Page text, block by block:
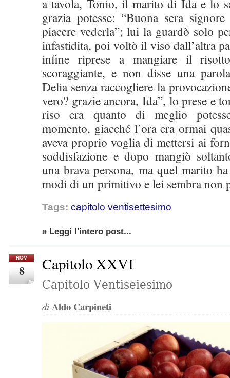
a tavola, Tonio, il marito di Ida e lo
grazia potesse: “Buona sera
piacere vederla”; lui la guardò solo
infastidita, poi voltò il viso dall’altra
infine riprese a mangiare il
scoraggiante, e non disse una
Delia senza raccogliere la
vero? grazie ancora, Ida”, lo prese e
riso era quanto di meglio
momento, giacché l’ora era ormai
aveva proprio voglia di mettersi ai
soddisfazione e dopo mangiò
una brava persona, ma quel marito
modi di un primitivo e lei sembra non
Tags: capitolo ventisettesimo
» Leggi l'intero post...
NOV
8 Capitolo XXVI
Capitolo Ventiseiesimo
di Aldo Carpineti